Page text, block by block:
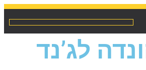
לג’נד